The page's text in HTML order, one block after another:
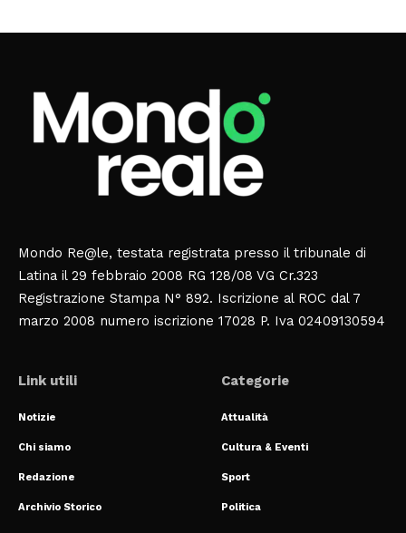
Mondo Re@le, testata registrata presso il tribunale di
Latina il 29 febbraio 2008 RG 128/08 VG Cr.323
Registrazione Stampa N° 892. Iscrizione al ROC dal 7
marzo 2008 numero iscrizione 17028 P. Iva 02409130594
Link utili
Notizie
Chi siamo
Redazione
Archivio Storico
Categorie
Attualità
Cultura & Eventi
Sport
Politica